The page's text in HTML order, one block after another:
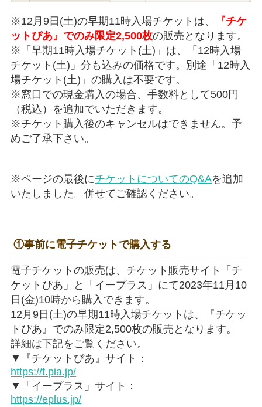
※12月9日(土)の早期11時入場チケットは、
『チケ
ットぴあ』でのみ限定2,500枚の販売となります。
※「早期11時入場チケット(土)」は、「12時入場
チケット(土)」分も込みの価格です。別途「12時入
場チケット(土)」の購入は不要です。
※窓口での現金購入の場合、手数料として500円
（税込）を追加でいただきます。
※チケット購入後のキャンセルはできません。予
めご了承下さい。
※ページの最後にチケットについてのQ&Aを追加
いたしました。併せてご確認ください。
①事前に電子チケットで購入する
電子チケットの販売は、チケット販売サイト「チ
ケットぴあ」と「イープラス」にて2023年11月10
日(金)10時から購入できます。
12月9日(土)の早期11時入場チケットは、『チケッ
トぴあ』でのみ限定2,500枚の販売となります。
詳細は下記をご覧ください。
▼『チケットぴあ』サイト：
https://t.pia.jp/
▼「イープラス」サイト：
https://eplus.jp/